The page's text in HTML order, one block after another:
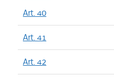
Art. 40
Art. 41
Art. 42